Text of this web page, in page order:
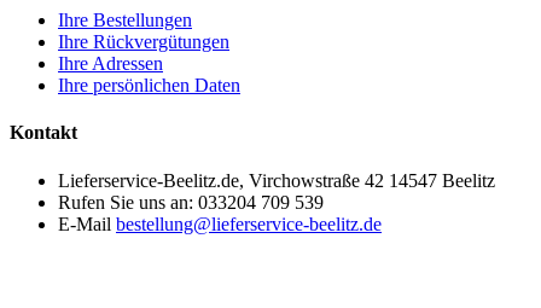
Ihre Bestellungen
Ihre Rückvergütungen
Ihre Adressen
Ihre persönlichen Daten
Kontakt
Lieferservice-Beelitz.de, Virchowstraße 42 14547 Beelitz
Rufen Sie uns an: 033204 709 539
E-Mail bestellung@lieferservice-beelitz.de